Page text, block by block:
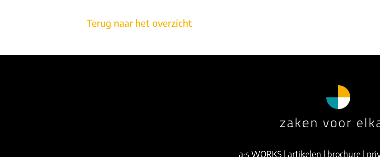
Terug naar het overzicht
a·s WORKS | artikelen | brochure |